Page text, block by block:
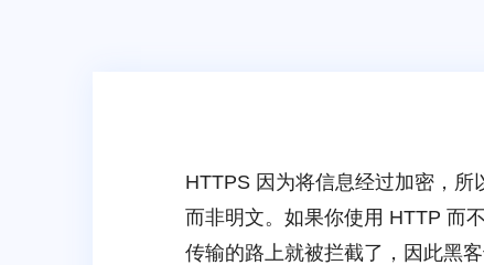
HTTPS 因为将信息经过加密，所
而非明文。如果你使用 HTTP 而
传输的路上就被拦截了，因此黑